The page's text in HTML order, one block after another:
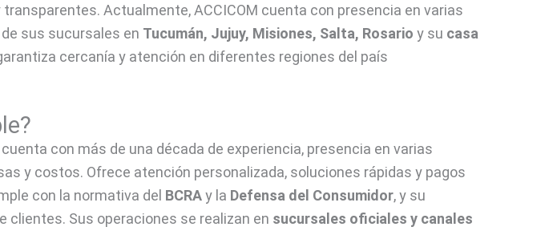
Actualmente, ACCICOM cuenta con presencia en varias
sus sucursales en Tucumán, Jujuy, Misiones, Salta, Rosario y su casa
cercanía y atención en diferentes regiones del país
con más de una década de experiencia, presencia en varias
y costos. Ofrece atención personalizada, soluciones rápidas y pagos
con la normativa del BCRAy la Defensa del Consumidor, y su
Sus operaciones se realizan en sucursales oficiales y canales